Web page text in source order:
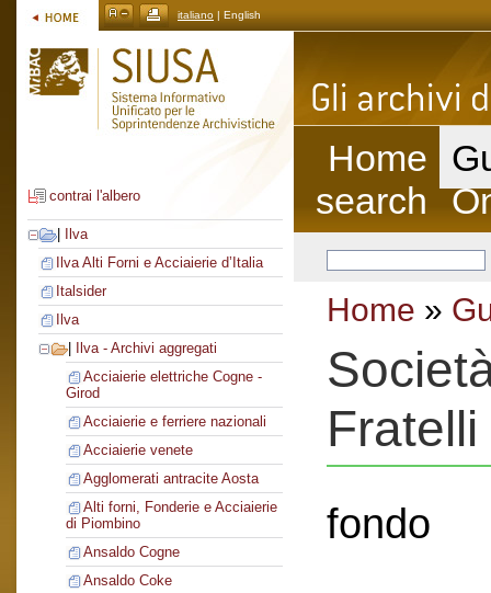
italiano | English
contrai l'albero
Ilva
Ilva Alti Forni e Acciaierie d’Italia
Italsider
Ilva
Ilva - Archivi aggregati
Acciaierie elettriche Cogne -
Girod
Acciaierie e ferriere nazionali
Acciaierie venete
Agglomerati antracite Aosta
Alti forni, Fonderie e Acciaierie
di Piombino
Ansaldo Cogne
Ansaldo Coke
Home
search
Home »
fondo